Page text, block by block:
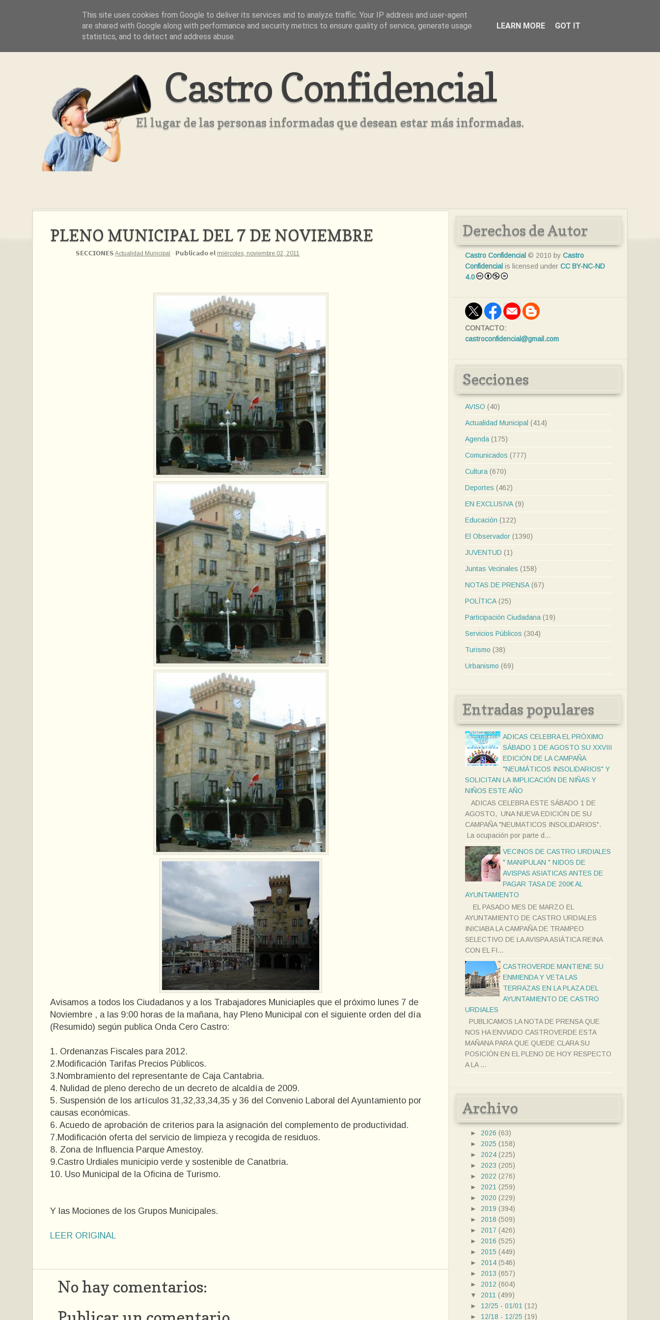
Aviso Legal Quienes Somos ??
Castro Confidencial
El lugar de las personas informadas que desean estar más informadas.
PLENO MUNICIPAL DEL 7 DE NOVIEMBRE
𝗦𝗘𝗖𝗖𝗜𝗢𝗡𝗘𝗦Actualidad Municipal · 𝗣𝘂𝗯𝗹𝗶𝗰𝗮𝗱𝗼 𝗲𝗹 miércoles, noviembre 02, 2011
Avisamos a todos los Ciudadanos y a los Trabajadores Municiaples que el próximo lunes 7 de
Noviembre , a las 9:00 horas de la mañana, hay Pleno Municipal con el siguiente orden del día
(Resumido) según publica Onda Cero Castro:
1. Ordenanzas Fiscales para 2012.
2.Modificación Tarifas Precios Públicos.
3.Nombramiento del representante de Caja Cantabria.
4. Nulidad de pleno derecho de un decreto de alcaldía de 2009.
5. Suspensión de los artículos 31,32,33,34,35 y 36 del Convenio Laboral del Ayuntamiento por
causas económicas.
6. Acuedo de aprobación de criterios para la asignación del complemento de productividad.
7.Modificación oferta del servicio de limpieza y recogida de residuos.
8. Zona de Influencia Parque Amestoy.
9.Castro Urdiales municipio verde y sostenible de Canatbria.
10. Uso Municipal de la Oficina de Turismo.
Y las Mociones de los Grupos Municipales.
LEER ORIGINAL
No hay comentarios:
Derechos de Autor
Castro Confidencial © 2010 by Castro
Confidencial is licensed under CC BY-NC-ND
4.0
CONTACTO:
castroconfidencial@gmail.com
Secciones
AVISO (40)
Actualidad Municipal (414)
Agenda (175)
Comunicados (777)
Cultura (670)
Deportes (462)
EN EXCLUSIVA (9)
Educación (122)
El Observador (1390)
JUVENTUD (1)
Juntas Vecinales (158)
NOTAS DE PRENSA (67)
POLÍTICA (25)
Participación Ciudadana (19)
Servicios Públicos (304)
Turismo (38)
Urbanismo (69)
Entradas populares
ADICAS CELEBRA EL PRÓXIMO
SÁBADO 1 DE AGOSTO SU XXVIII
EDICIÓN DE LA CAMPAÑA
"NEUMÁTICOS INSOLIDARIOS" Y
SOLICITAN LA IMPLICACIÓN DE NIÑAS Y
NIÑOS ESTE AÑO
ADICAS CELEBRA ESTE SÁBADO 1 DE
AGOSTO, UNA NUEVA EDICIÓN DE SU
CAMPAÑA "NEUMATICOS INSOLIDARIOS".
La ocupación por parte d...
VECINOS DE CASTRO URDIALES
" MANIPULAN " NIDOS DE
AVISPAS ASIATICAS ANTES DE
PAGAR TASA DE 200€ AL
AYUNTAMIENTO
EL PASADO MES DE MARZO EL
AYUNTAMIENTO DE CASTRO URDIALES
INICIABA LA CAMPAÑA DE TRAMPEO
SELECTIVO DE LA AVISPA ASIÁTICA REINA
CON EL FI...
CASTROVERDE MANTIENE SU
ENMIENDA Y VETA LAS
TERRAZAS EN LA PLAZA DEL
AYUNTAMIENTO DE CASTRO
URDIALES
PUBLICAMOS LA NOTA DE PRENSA QUE
NOS HA ENVIADO CASTROVERDE ESTA
MAÑANA PARA QUE QUEDE CLARA SU
POSICIÓN EN EL PLENO DE HOY RESPECTO
A LA ...
Archivo
► 2026 (63)
► 2025 (158)
► 2024 (225)
► 2023 (205)
► 2022 (276)
► 2021 (259)
► 2020 (229)
► 2019 (394)
► 2018 (509)
► 2017 (426)
► 2016 (525)
► 2015 (449)
► 2014 (546)
► 2013 (657)
► 2012 (604)
▼
2011 (499)
► 12/25 - 01/01 (12)
► 12/18 - 12/25 (19)
This site uses cookies from Google to deliver its services and to analyze traffic. Your IP address and user-agent
are shared with Google along with performance and security metrics to ensure quality of service, generate usage
statistics, and to detect and address abuse.
LEARN MORE GOT IT